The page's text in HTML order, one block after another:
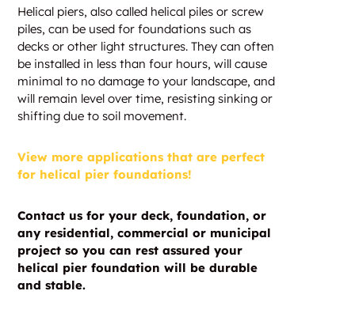
Helical piers, also called helical piles or screw
piles, can be used for foundations such as
decks or other light structures. They can often
be installed in less than four hours, will cause
minimal to no damage to your landscape, and
will remain level over time, resisting sinking or
shifting due to soil movement.
View more applications that are perfect
for helical pier foundations!
Contact us for your deck, foundation, or
any residential, commercial or municipal
project so you can rest assured your
helical pier foundation will be durable
and stable.